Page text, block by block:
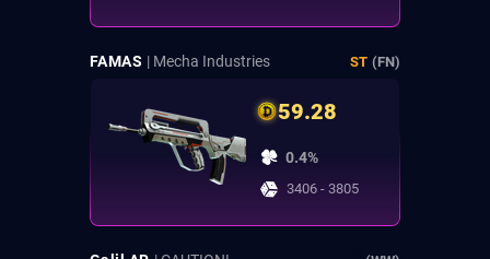
FAMAS | Mecha Industries ST (FN)
59.28
0.4%
3406 - 3805